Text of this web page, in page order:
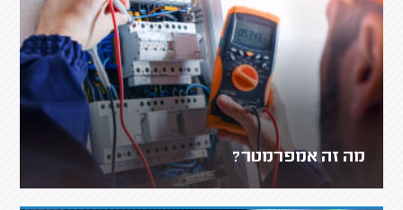
מה זה אמפרמטר?